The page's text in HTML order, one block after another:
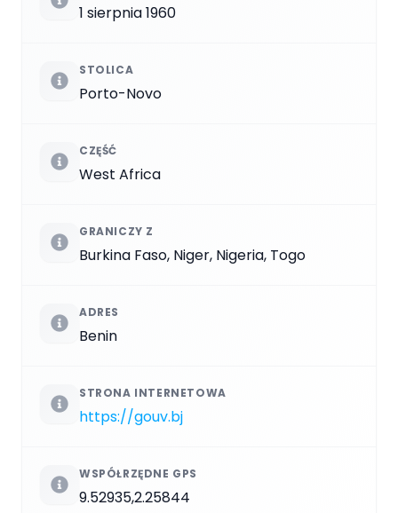
1 sierpnia 1960
STOLICA
Porto-Novo
CZĘŚĆ
West Africa
GRANICZY Z
Burkina Faso, Niger, Nigeria, Togo
ADRES
Benin
STRONA INTERNETOWA
https://gouv.bj
WSPÓŁRZĘDNE GPS
9.52935,2.25844